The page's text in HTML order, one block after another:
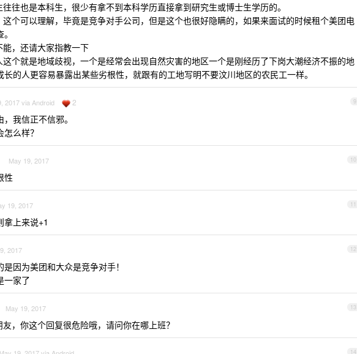
往也是本科生，很少有拿不到本科学历直接拿到研究生或博士生学历的。
个可以理解，毕竟是竞争对手公司，但是这个也很好隐瞒的，如果来面试的时候租个美团电
，还请大家指教一下
个就是地域歧视，一个是经常会出现自然灾害的地区一个是刚经历了下岗大潮经济不振的地
长的人更容易暴露出某些劣根性，就跟有的工地写明不要汶川地区的农民工一样。
9
2017 via Android 2
我信正不信邪。
么样？
10
May 19, 2017
性
11
19, 2017
拿上来说+1
12
2017
因为美团和大众是竞争对手！
一家了
13
May 19, 2017
，你这个回复很危险哦，请问你在哪上班？
14